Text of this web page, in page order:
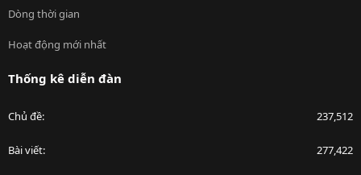
Dòng thời gian
Hoạt động mới nhất
Thống kê diễn đàn
Chủ đề 237,512
Bài viết 277,422